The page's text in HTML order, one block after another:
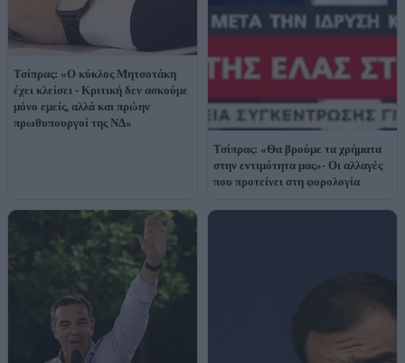
Τσίπρας: «Ο κύκλος Μητσοτάκη
έχει κλείσει - Κριτική δεν ασκούμε
μόνο εμείς, αλλά και πρώην
πρωθυπουργοί της ΝΔ»
Τσίπρας: «Θα βρούμε τα χρήματα
στην εντιμότητα μας»- Οι αλλαγές
που προτείνει στη φορολογία